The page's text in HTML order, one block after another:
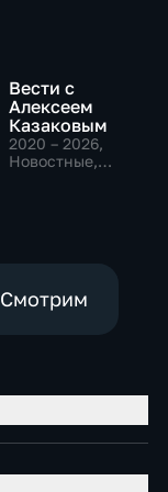
Вести с
Алексеем
Казаковым
2020 – 2026,
Новостные,